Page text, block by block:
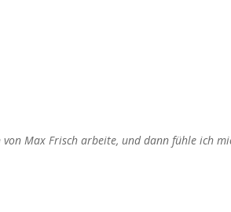
von Max Frisch arbeite, und dann fühle ich